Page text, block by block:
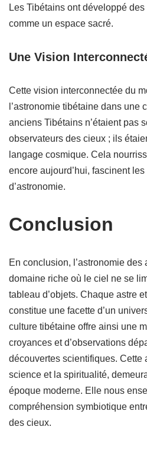
Les Tibétains ont développé
comme un espace sacré.
Une Vision
Cette vision interconnectée du
l’astronomie tibétaine dans une
anciens Tibétains n’étaient pas
observateurs des cieux ; ils
langage cosmique. Cela
encore aujourd’hui, fascinent
d’astronomie.
Conclusion
En conclusion, l’astronomie
domaine riche où le ciel ne se
tableau d’objets. Chaque astre
constitue une facette d’un
culture tibétaine offre ainsi une
croyances et d’observations
découvertes scientifiques. Cette
science et la spiritualité,
époque moderne. Elle nous
compréhension symbiotique
des cieux.